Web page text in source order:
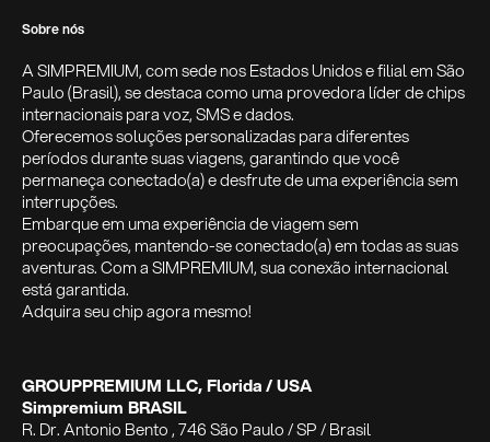
Sobre nós
A SIMPREMIUM, com sede nos Estados Unidos e filial em São
Paulo (Brasil), se destaca como uma provedora líder de chips
internacionais para voz, SMS e dados.
Oferecemos soluções personalizadas para diferentes
períodos durante suas viagens, garantindo que você
permaneça conectado(a) e desfrute de uma experiência sem
interrupções.
Embarque em uma experiência de viagem sem
preocupações, mantendo-se conectado(a) em todas as suas
aventuras. Com a SIMPREMIUM, sua conexão internacional
está garantida.
Adquira seu chip agora mesmo!
GROUPPREMIUM LLC, Florida / USA
Simpremium BRASIL
R. Dr. Antonio Bento , 746 São Paulo / SP / Brasil